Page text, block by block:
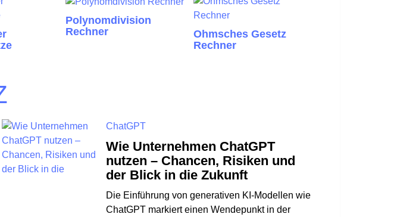
Polynomdivision
Rechner
Ohmsches Gesetz
Rechner
ChatGPT
Wie Unternehmen ChatGPT
nutzen – Chancen, Risiken und
der Blick in die Zukunft
Die Einführung von generativen KI-Modellen wie
ChatGPT markiert einen Wendepunkt in der